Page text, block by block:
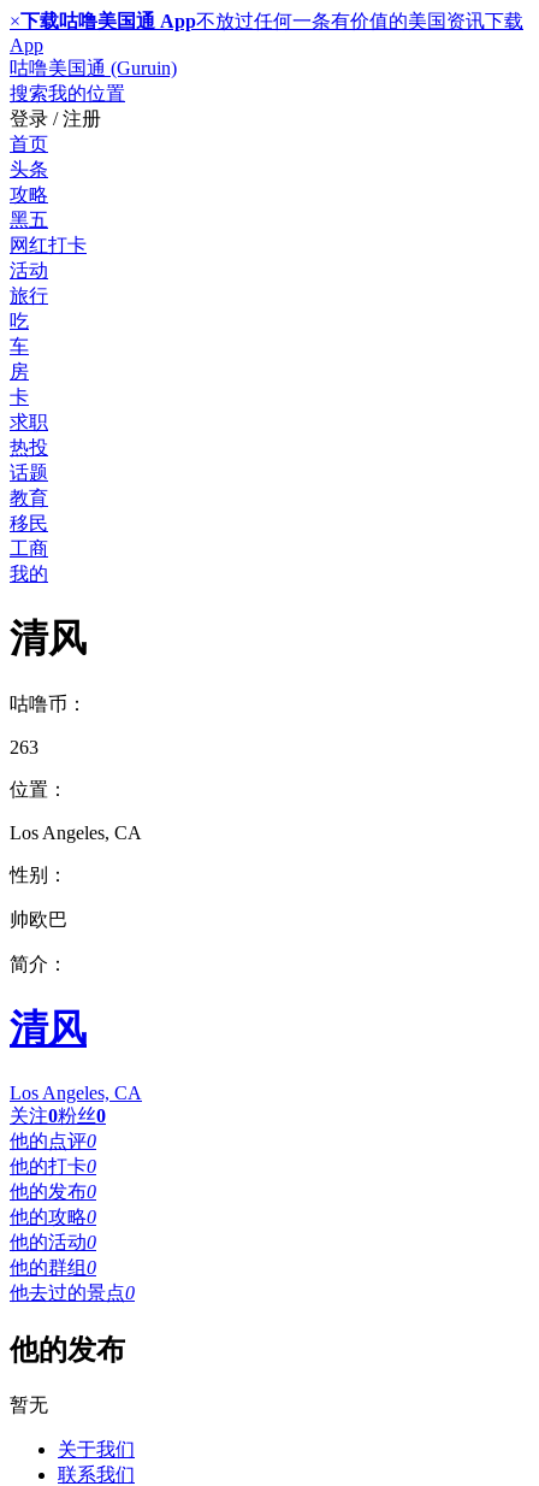
×下载咕噜美国通 App不放过任何一条有价值的美国资讯下载
App
咕噜美国通 (Guruin)
搜索我的位置
登录 / 注册
首页
头条
攻略
黑五
网红打卡
活动
旅行
吃
车
房
卡
求职
热投
话题
教育
移民
工商
我的
清风
咕噜币：
263
位置：
Los Angeles, CA
性别：
帅欧巴
简介：
清风
Los Angeles, CA
关注0粉丝0
他的点评0
他的打卡0
他的发布0
他的攻略0
他的活动0
他的群组0
他去过的景点0
他的发布
暂无
关于我们
联系我们